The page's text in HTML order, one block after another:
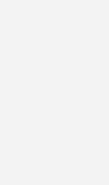
erklärt in seinem Fachbuch
– Sensible
nicht